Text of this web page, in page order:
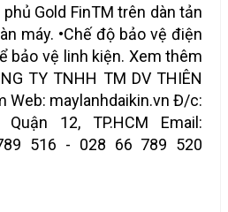
Gold FinTM trên dàn tản
máy. •Chế độ bảo vệ điện
bảo vệ linh kiện. Xem thêm
TY TNHH TM DV THIÊN
Web: maylanhdaikin.vn Đ/c:
12, TP.HCM Email:
516 - 028 66 789 520